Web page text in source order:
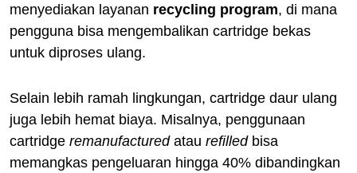
menyediakan layanan recycling program, di mana
pengguna bisa mengembalikan cartridge bekas
untuk diproses ulang.
Selain lebih ramah lingkungan, cartridge daur ulang
juga lebih hemat biaya. Misalnya, penggunaan
cartridge remanufacturedatau refilledbisa
memangkas pengeluaran hingga 40% dibandingkan